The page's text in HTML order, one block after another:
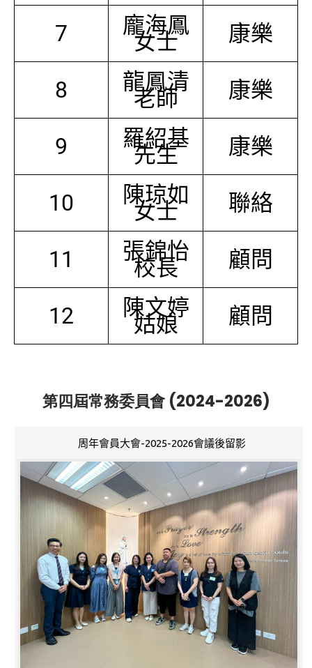
7 龐海鳳
女士 康樂
8 龍鳳清
老師 康樂
9 羅紹基
先生 康樂
10 陳琼如
女士 聯絡
11 張錦怡
校長 顧問
12 陳文婷
姑娘 顧問
第四屆常務委員會 (2024-2026)
周年會員大會-2025-2026會議後留影